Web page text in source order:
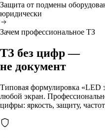
Защита от подмены
юридически
Зачем профессиональное ТЗ
ТЗ без цифр —
не документ
Типовая формулировка «LED
любой экран.
цифры: яркость, защиту,